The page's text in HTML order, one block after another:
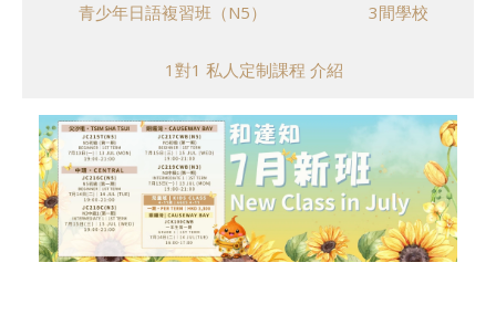
青少年日語複習班（N5） 3間學校
1對1 私人定制課程 介紹